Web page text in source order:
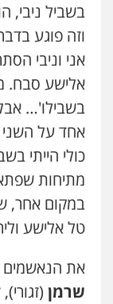
בשביל ניבי,
וזה פוגע
אני וניבי
אלישע סבח.
בשבילו'…
אחד על השני
כולי הייתי
מתיחות
במקום אחר,
טל אלישע
את הנאשמים
שרמן (זגורי),